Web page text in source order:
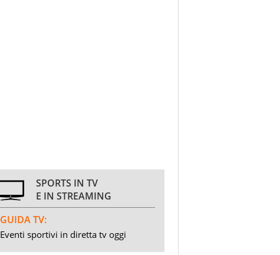
SPORTS IN TV
E IN STREAMING
GUIDA TV:
Eventi sportivi in diretta tv oggi